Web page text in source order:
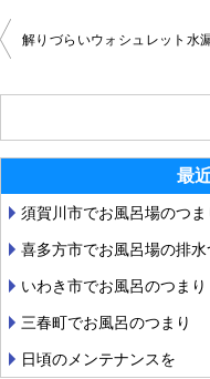
投
稿
ビ
ゲ
ー
シ
ョ
解りづらいウォシュレット水
最
須賀川市でお風呂場のつ
喜多方市でお風呂場の排
いわき市でお風呂のつま
三春町でお風呂のつまり
日頃のメンテナンスを